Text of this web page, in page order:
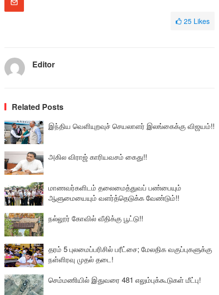
25 Likes
Editor
Related Posts
இந்திய வெளியுறவுச் செயலாளர் இலங்கைக்கு விஜயம்!!
அகில விராஜ் காரியவசம் கைது!!
மாணவர்களிடம் தலைமைத்துவப் பண்பையும்
ஆளுமையையும் வளர்த்தெடுக்க வேண்டும்!!
நல்லூர் கோவில் வீதிக்கு பூட்டு!!
தரம் 5 புலமைப்பரிசில் பரீட்சை; மேலதிக வகுப்புகளுக்கு
நள்ளிரவு முதல் தடை!
செம்மணியில் இதுவரை 481 எலும்புக்கூடுகள் மீட்பு!